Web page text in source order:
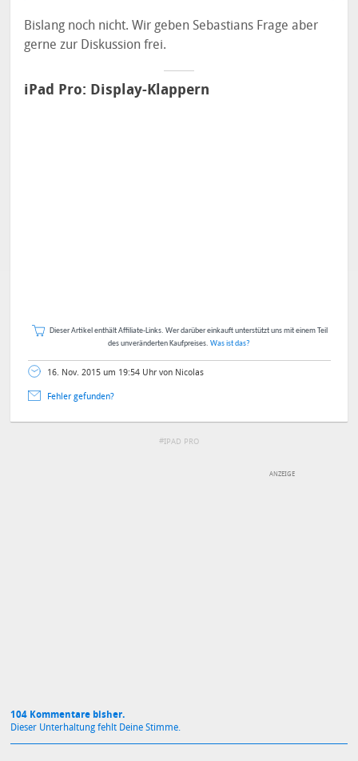
Bislang noch nicht. Wir geben Sebastians Frage aber
gerne zur Diskussion frei.
iPad Pro: Display-Klappern
Dieser Artikel enthält Affiliate-Links. Wer darüber einkauft unterstützt uns mit einem Teil
des unveränderten Kaufpreises. Was ist das?
16. Nov. 2015 um 19:54 Uhr von Nicolas
Fehler gefunden?
IPAD PRO
104 Kommentare bisher.
Dieser Unterhaltung fehlt Deine Stimme.